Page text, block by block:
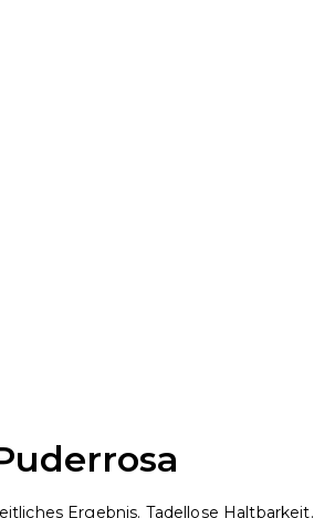
Ergebnis. Tadellose Haltbarkeit.